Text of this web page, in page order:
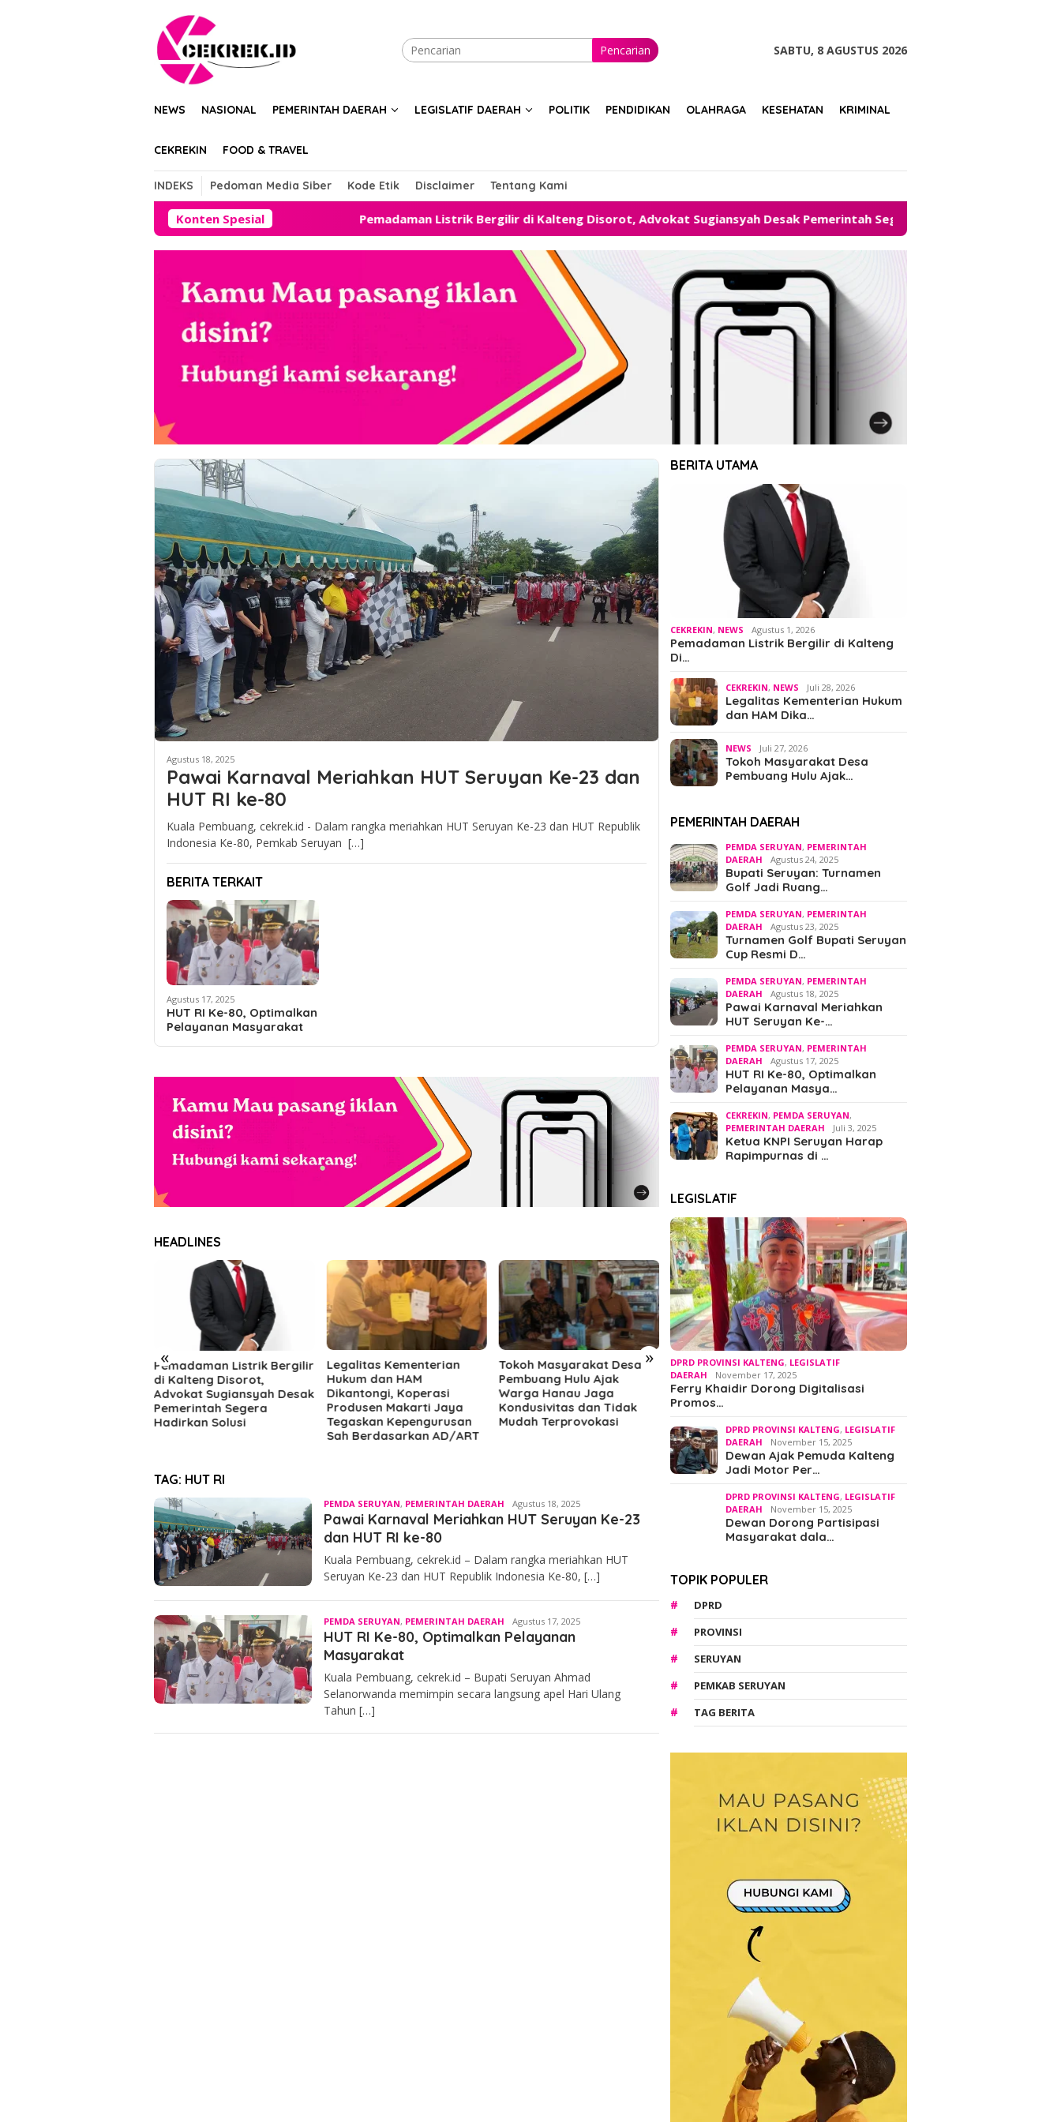
Pencarian SABTU, 8 AGUSTUS 2026
NEWS NASIONAL PEMERINTAH DAERAH LEGISLATIF DAERAH POLITIK PENDIDIKAN OLAHRAGA KESEHATAN KRIMINAL
CEKREKIN FOOD & TRAVEL
INDEKS Pedoman Media Siber Kode Etik Disclaimer Tentang Kami
Konten SpesialPemadaman Listrik Bergilir di Kalteng Disorot, Advokat Sugiansyah Desak Pemerintah Segera Hadirkan Solusi
Agustus 18, 2025
Pawai Karnaval Meriahkan HUT Seruyan Ke-23 dan
HUT RI ke-80
Kuala Pembuang, cekrek.id - Dalam rangka meriahkan HUT Seruyan Ke-23 dan HUT Republik
Indonesia Ke-80, Pemkab Seruyan […]
BERITA TERKAIT
Agustus 17, 2025
HUT RI Ke-80, Optimalkan
Pelayanan Masyarakat
HEADLINES
« »
Legalitas Kementerian
Hukum dan HAM
Dikantongi, Koperasi
Produsen Makarti Jaya
Tegaskan Kepengurusan
Tokoh Masyarakat Desa
Pembuang Hulu Ajak
Warga Hanau Jaga
Kondusivitas dan Tidak
Mudah Terprovokasi
Tokoh Masyarakat Desa
Pembuang Hulu Ajak
Warga Hanau Jaga
Kondusivitas dan Tidak
Mudah Terprovokasi
Ferry Khaidir Dorong
Digitalisasi Promosi
Pariwisata untuk
Tingkatkan Kunjungan
Advokat Sugiansyah Desak
TAG: HUT RI
PEMDA SERUYAN, PEMERINTAH DAERAH Admin
Agustus 18, 2025
Pawai Karnaval Meriahkan HUT Seruyan Ke-23
dan HUT RI ke-80
Kuala Pembuang, cekrek.id – Dalam rangka meriahkan HUT
Seruyan Ke-23 dan HUT Republik Indonesia Ke-80, […]
PEMDA SERUYAN, PEMERINTAH DAERAH Admin
Agustus 17, 2025
HUT RI Ke-80, Optimalkan Pelayanan
Masyarakat
Kuala Pembuang, cekrek.id – Bupati Seruyan Ahmad
Selanorwanda memimpin secara langsung apel Hari Ulang
Tahun […]
BERITA UTAMA
CEKREKIN, NEWS Agustus 1, 2026
Pemadaman Listrik Bergilir di Kalteng
Di…
CEKREKIN, NEWS Juli 28, 2026
Legalitas Kementerian Hukum
dan HAM Dika…
NEWS Juli 27, 2026
Tokoh Masyarakat Desa
Pembuang Hulu Ajak…
PEMERINTAH DAERAH
PEMDA SERUYAN, PEMERINTAH
DAERAH
Agustus 24, 2025
Bupati Seruyan: Turnamen
Golf Jadi Ruang…
PEMDA SERUYAN, PEMERINTAH
DAERAH
Agustus 23, 2025
Turnamen Golf Bupati Seruyan
Cup Resmi D…
PEMDA SERUYAN, PEMERINTAH
DAERAH
Agustus 18, 2025
Pawai Karnaval Meriahkan
HUT Seruyan Ke-…
PEMDA SERUYAN, PEMERINTAH
DAERAH
Agustus 17, 2025
HUT RI Ke-80, Optimalkan
Pelayanan Masya…
CEKREKIN, PEMDA SERUYAN,
PEMERINTAH DAERAH
Juli 3, 2025
Ketua KNPI Seruyan Harap
Rapimpurnas di …
LEGISLATIF
DPRD PROVINSI KALTENG, LEGISLATIF
DAERAH
November 17, 2025
Ferry Khaidir Dorong Digitalisasi
Promos…
DPRD PROVINSI KALTENG, LEGISLATIF
DAERAH
November 15, 2025
Dewan Ajak Pemuda Kalteng
Jadi Motor Per…
DPRD PROVINSI KALTENG, LEGISLATIF
DAERAH
November 15, 2025
Dewan Dorong Partisipasi
Masyarakat dala…
TOPIK POPULER
DPRD
PROVINSI
SERUYAN
PEMKAB SERUYAN
TAG BERITA